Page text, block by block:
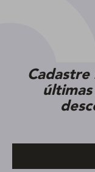
Cadastre